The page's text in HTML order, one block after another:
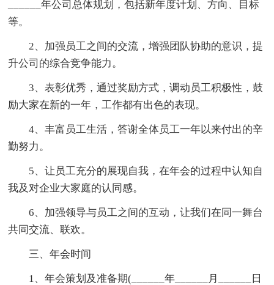
______年公司总体规划，包括新年度计划、方向、目标
等。
2、加强员工之间的交流，增强团队协助的意识，提
升公司的综合竞争能力。
3、表彰优秀，通过奖励方式，调动员工积极性，鼓
励大家在新的一年，工作都有出色的表现。
4、丰富员工生活，答谢全体员工一年以来付出的辛
勤努力。
5、让员工充分的展现自我，在年会的过程中认知自
我及对企业大家庭的认同感。
6、加强领导与员工之间的互动，让我们在同一舞台
共同交流、联欢。
三、年会时间
1、年会策划及准备期(______年______月______日